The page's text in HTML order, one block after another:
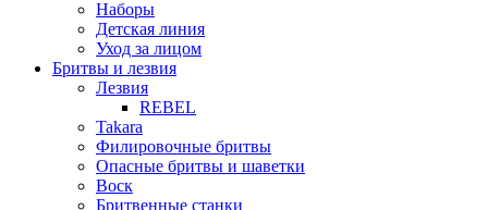
Наборы
Детская линия
Уход за лицом
Бритвы и лезвия
Лезвия
REBEL
Takara
Филировочные бритвы
Опасные бритвы и шаветки
Воск
Бритвенные станки